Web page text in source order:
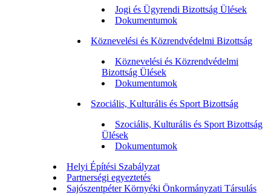
Jogi és Ügyrendi Bizottság Ülések
Dokumentumok
Köznevelési és Közrendvédelmi Bizottság
Köznevelési és Közrendvédelmi
Bizottság Ülések
Dokumentumok
Szociális, Kulturális és Sport Bizottság
Szociális, Kulturális és Sport Bizottság
Ülések
Dokumentumok
Helyi Építési Szabályzat
Partnerségi egyeztetés
Sajószentpéter Környéki Önkormányzati Társulás